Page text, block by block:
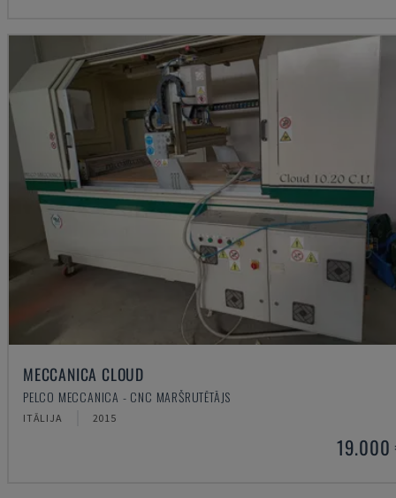
MECCANICA CLOUD
PELCO MECCANICA - CNC MARŠRUTĒTĀJS
ITĀLIJA 2015
19.000